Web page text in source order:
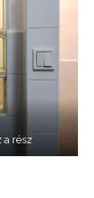
a rész